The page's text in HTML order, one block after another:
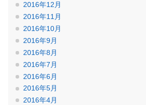
2016年12月
2016年11月
2016年10月
2016年9月
2016年8月
2016年7月
2016年6月
2016年5月
2016年4月